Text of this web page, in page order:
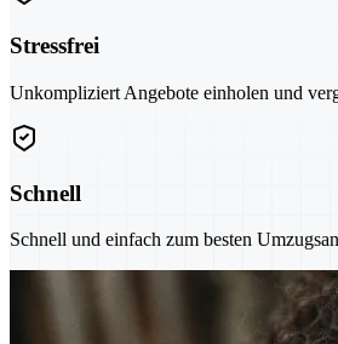
Stressfrei
Unkompliziert Angebote einholen und
Schnell
Schnell und einfach zum besten